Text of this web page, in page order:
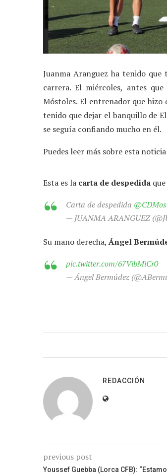
Juanma Aranguez ha tenido
carrera. El miércoles, antes
Móstoles. El entrenador que
tenido que dejar el banquillo de
se seguía confiando mucho en él.
Puedes leer más sobre esta
Esta es la carta de despedida
Carta de despedida
— JUANMA ARANGUEZ
Su mano derecha,Ángel
pic.twitter.com/67VibMiCr0
— Ángel Bermúdez
REDACCIÓN
previous post
Youssef Guebba (Lorca CFB):